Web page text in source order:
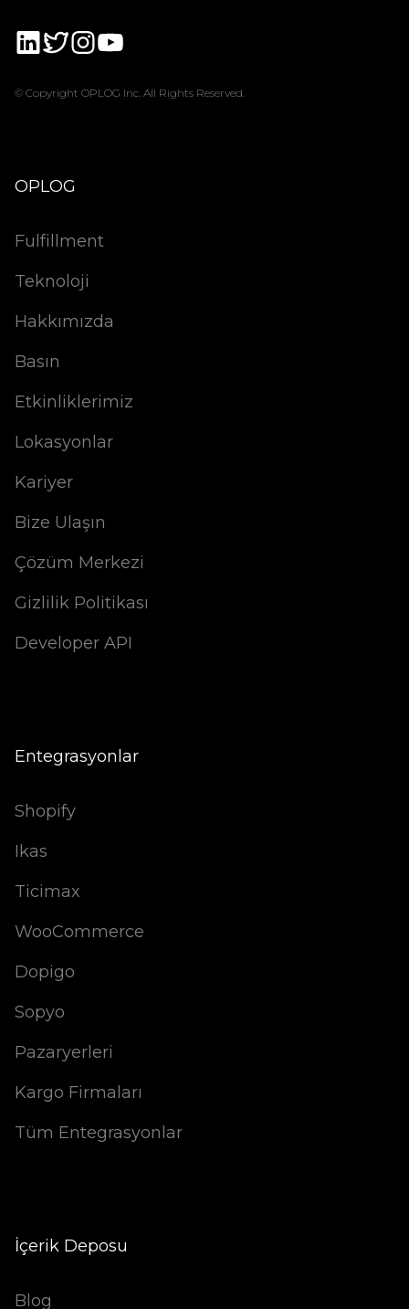
© Copyright OPLOG Inc. All Rights Reserved.
OPLOG
Fulfillment
Teknoloji
Hakkımızda
Basın
Etkinliklerimiz
Lokasyonlar
Kariyer
Bize Ulaşın
Çözüm Merkezi
Gizlilik Politikası
Developer API
Entegrasyonlar
Shopify
Ikas
Ticimax
WooCommerce
Dopigo
Sopyo
Pazaryerleri
Kargo Firmaları
Tüm Entegrasyonlar
İçerik Deposu
Blog